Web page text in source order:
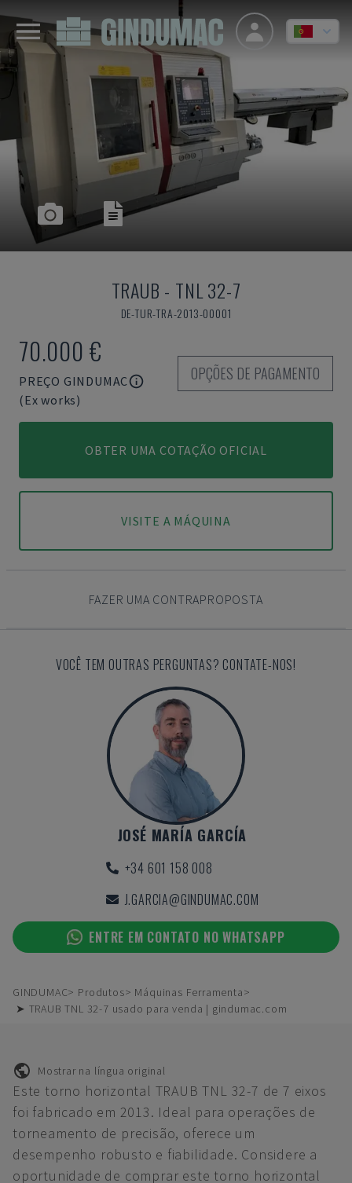
TRAUB - TNL 32-7
DE-TUR-TRA-2013-00001
70.000 €
PREÇO GINDUMAC
(Ex works)
OPÇÕES DE PAGAMENTO
OBTER UMA COTAÇÃO OFICIAL
VISITE A MÁQUINA
FAZER UMA CONTRAPROPOSTA
VOCÊ TEM OUTRAS PERGUNTAS? CONTATE-NOS!
JOSÉ MARÍA GARCÍA
+34 601 158 008
J.GARCIA@GINDUMAC.COM
ENTRE EM CONTATO NO WHATSAPP
GINDUMAC Produtos
Máquinas Ferramenta
➤ TRAUB TNL 32-7 usado para venda | gindumac.com
Mostrar na língua original
Este torno horizontal TRAUB TNL 32-7 de 7 eixos
foi fabricado em 2013. Ideal para operações de
torneamento de precisão, oferece um
desempenho robusto e fiabilidade. Considere a
oportunidade de comprar este torno horizontal